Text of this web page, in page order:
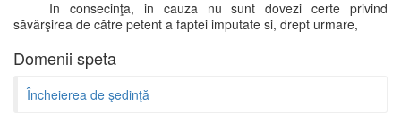
In consecinţa, in cauza nu sunt dovezi certe privind
săvârşirea de către petent a faptei imputate si, drept urmare,
Domenii speta
Încheierea de şedinţă